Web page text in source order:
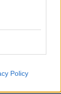
Policy